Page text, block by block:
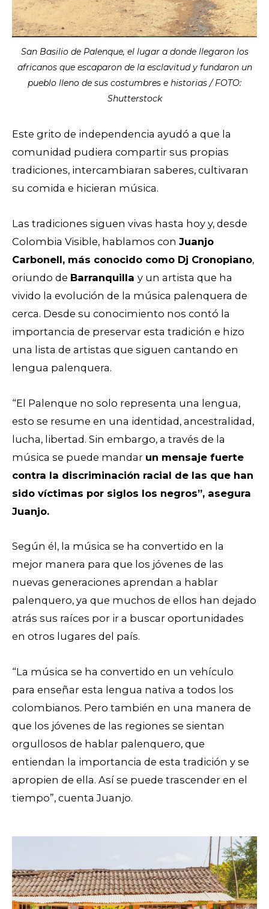
San Basilio de Palenque, el lugar a donde llegaron los
africanos que escaparon de la esclavitud y fundaron un
pueblo lleno de sus costumbres e historias / FOTO:
Shutterstock
Este grito de independencia ayudó a que la
comunidad pudiera compartir sus propias
tradiciones, intercambiaran saberes, cultivaran
su comida e hicieran música.
Las tradiciones siguen vivas hasta hoy y, desde
Colombia Visible, hablamos con Juanjo
Carbonell, más conocido como Dj Cronopiano,
oriundo de Barranquilla y un artista que ha
vivido la evolución de la música palenquera de
cerca. Desde su conocimiento nos contó la
importancia de preservar esta tradición e hizo
una lista de artistas que siguen cantando en
lengua palenquera.
“El Palenque no solo representa una lengua,
esto se resume en una identidad, ancestralidad,
lucha, libertad. Sin embargo, a través de la
música se puede mandar un mensaje fuerte
contra la discriminación racial de las que han
sido víctimas por siglos los negros”, asegura
Juanjo.
Según él, la música se ha convertido en la
mejor manera para que los jóvenes de las
nuevas generaciones aprendan a hablar
palenquero, ya que muchos de ellos han dejado
atrás sus raíces por ir a buscar oportunidades
en otros lugares del país.
“La música se ha convertido en un vehículo
para enseñar esta lengua nativa a todos los
colombianos. Pero también en una manera de
que los jóvenes de las regiones se sientan
orgullosos de hablar palenquero, que
entiendan la importancia de esta tradición y se
apropien de ella. Así se puede trascender en el
tiempo”, cuenta Juanjo.